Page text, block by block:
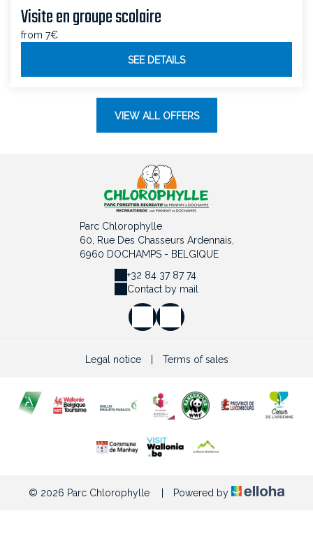
Visite en groupe scolaire
from 7€
SEE DETAILS
VIEW ALL OFFERS
Parc Chlorophylle
60, Rue Des Chasseurs Ardennais,
6960 DOCHAMPS - BELGIQUE
+32 84 37 87 74
Contact by mail
Legal notice | Terms of sales
© 2026 Parc Chlorophylle | Powered by